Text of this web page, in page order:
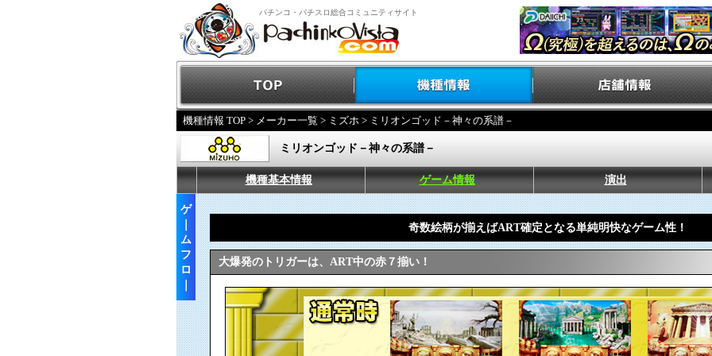
パチンコ・パチスロ総合コミュニティサイト
機種情報 TOP > メーカー一覧 > ミズホ > ミリオンゴッド－神々の系譜－
ミリオンゴッド－神々の系譜－
機種基本情報 ゲーム情報 演出
ゲ
ム
フ
ロ
奇数絵柄が揃えばART確定となる単純明快なゲーム性！
大爆発のトリガーは、ART中の赤７揃い！